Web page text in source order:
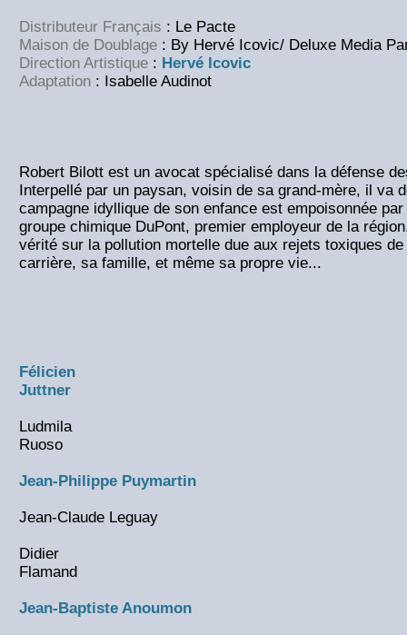
Distributeur Français : Le Pacte
Maison de Doublage : By Hervé Icovic/ Deluxe Media
Direction Artistique : Hervé Icovic
Adaptation : Isabelle Audinot
Robert Bilott est un avocat spécialisé dans la défense
Interpellé par un paysan, voisin de sa grand-mère, il va
campagne idyllique de son enfance est empoisonnée
groupe chimique DuPont, premier employeur de la
vérité sur la pollution mortelle due aux rejets toxiques
carrière, sa famille, et même sa propre vie...
Félicien
Juttner
Ludmila
Ruoso
Jean-Philippe Puymartin
Jean-Claude Leguay
Didier
Flamand
Jean-Baptiste Anoumon